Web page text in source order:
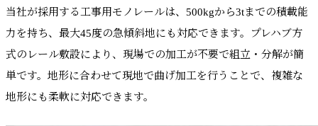
当社が採用する工事用モノレールは、500kgから3tまでの積載能
力を持ち、最大45度の急傾斜地にも対応できます。プレハブ方
式のレール敷設により、現場での加工が不要で組立・分解が簡
単です。地形に合わせて現地で曲げ加工を行うことで、複雑な
地形にも柔軟に対応できます。